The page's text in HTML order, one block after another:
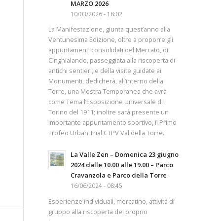
MARZO 2026
10/03/2026 - 18:02
La Manifestazione, giunta quest’anno alla
Ventunesima Edizione, oltre a proporre gli
appuntamenti consolidati del Mercato, di
Cinghialando, passeggiata alla riscoperta di
antichi sentieri, e della visite guidate ai
Monumenti, dedicherà, all’interno della
Torre, una Mostra Temporanea che avrà
come Tema l’Esposizione Universale di
Torino del 1911; inoltre sarà presente un
importante appuntamento sportivo, il Primo
Trofeo Urban Trial CTPV Val della Torre.
La Valle Zen – Domenica 23 giugno
2024 dalle 10.00 alle 19.00 – Parco
Cravanzola e Parco della Torre
16/06/2024 - 08:45
Esperienze individuali, mercatino, attività di
gruppo alla riscoperta del proprio